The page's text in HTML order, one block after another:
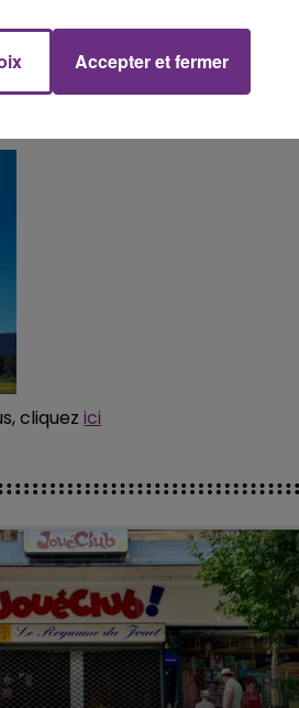
en bord de mer.
26 juillet) jusqu'à 19h au
cliquez ici
Accepter et fermer